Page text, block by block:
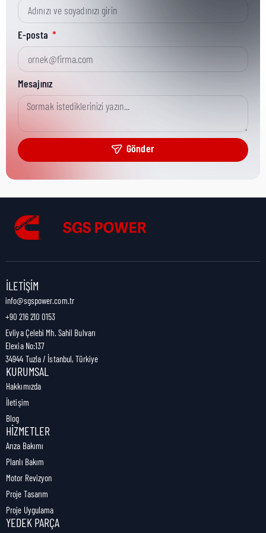
Kısa Parça No:
Ürün Grubu:
Ürün Kategorisi:
Nakliye Yüksekliği:
Nakliye Uzunluğu:
Nakliye Ağırlığı:
E-posta
Mesajınız
Gönder
İLETIŞIM
info@sgspower.com.tr
+90 216 210 0153
Evliya Çelebi Mh. Sahil Bulvarı
Elexia No:137
34944 Tuzla / İstanbul, Türkiye
KURUMSAL
Hakkımızda
İletişim
Blog
HIZMETLER
Arıza Bakımı
Planlı Bakım
Motor Revizyon
Proje Tasarım
Proje Uygulama
YEDEK PARÇA